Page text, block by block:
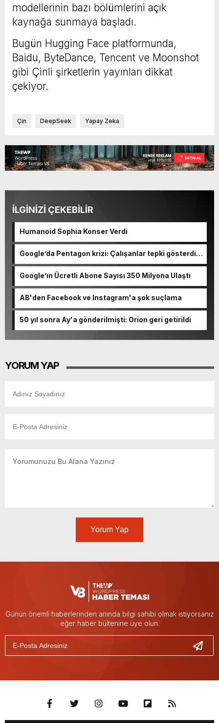
modellerinin bazı bölümlerini açık
kaynağa sunmaya başladı.
Bugün Hugging Face platformunda,
Baidu, ByteDance, Tencent ve Moonshot
gibi Çinli şirketlerin yayınları dikkat
çekiyor.
Çin DeepSeek Yapay Zeka
İLGİNİZİ ÇEKEBİLİR
Humanoid Sophia Konser Verdi
Google’da Pentagon krizi: Çalışanlar tepki gösterdi,
şirket geri adım atmadı
Google’ın Ücretli Abone Sayısı 350 Milyona Ulaştı
AB'den Facebook ve Instagram'a şok suçlama
50 yıl sonra Ay'a gönderilmişti: Orion geri getirildi
YORUM YAP
Yorum Yap
Günün önemli haberlerinden anında bilgi sahibi olmak istiyorsanız
eğer haber bültenine üye olun.